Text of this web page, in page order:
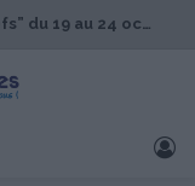
1er Édition de “La Semaine des Chefs” du 19 au 24 octobre 2026